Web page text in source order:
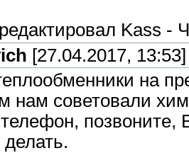
Kass -
[27.04.2017, 13:53]
на
нам советовали
позвоните,
делать.